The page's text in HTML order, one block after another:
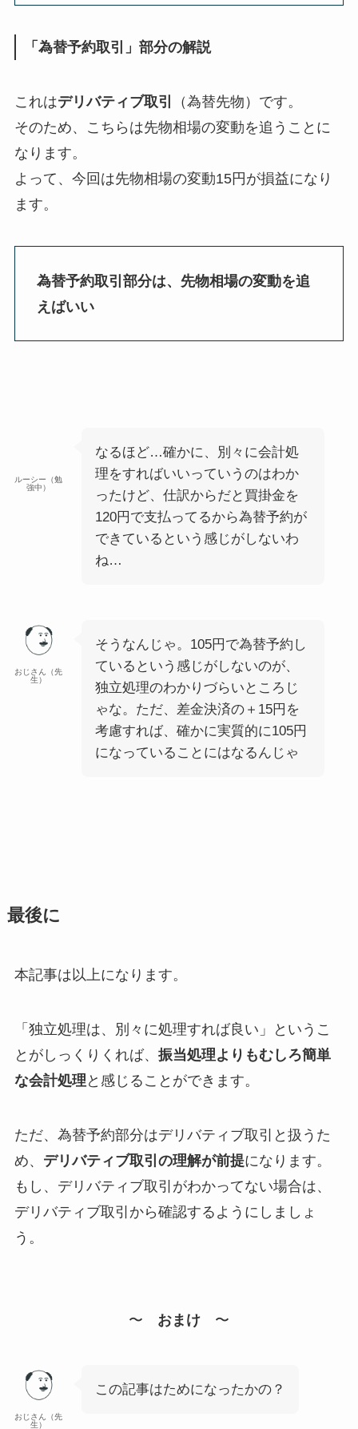
「為替予約取引」部分の解説
これはデリバティブ取引
（為替先物）です。
そのため、こちらは先物相場の変動を追うことに
なります。
よって、今回は先物相場の変動15円が損益になり
ます。
為替予約取引部分は、先物相場の変動を追
えばいい
ルーシー（勉
強中）
なるほど…確かに、別々に会計処
理をすればいいっていうのはわか
ったけど、仕訳からだと買掛金を
120円で支払ってるから為替予約が
できているという感じがしないわ
ね…
おじさん（先
生）
そうなんじゃ。105円で為替予約し
ているという感じがしないのが、
独立処理のわかりづらいところじ
ゃな。ただ、差金決済の＋15円を
考慮すれば、確かに実質的に105円
になっていることにはなるんじゃ
最後に
本記事は以上になります。
「独立処理は、別々に処理すれば良い」というこ
とがしっくりくれば、 振当処理よりもむしろ簡単
な会計処理 と感じることができます。
ただ、為替予約部分はデリバティブ取引と扱うた
め、 デリバティブ取引の理解が前提になります。
もし、デリバティブ取引がわかってない場合は、
デリバティブ取引から確認するようにしましょ
う。
〜 おまけ 〜
おじさん（先
生）
この記事はためになったかの？